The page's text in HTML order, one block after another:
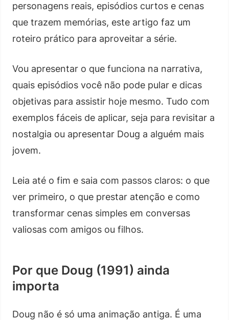
personagens reais, episódios curtos e cenas
que trazem memórias, este artigo faz um
roteiro prático para aproveitar a série.
Vou apresentar o que funciona na narrativa,
quais episódios você não pode pular e dicas
objetivas para assistir hoje mesmo. Tudo com
exemplos fáceis de aplicar, seja para revisitar a
nostalgia ou apresentar Doug a alguém mais
jovem.
Leia até o fim e saia com passos claros: o que
ver primeiro, o que prestar atenção e como
transformar cenas simples em conversas
valiosas com amigos ou filhos.
Por que Doug (1991) ainda
importa
Doug não é só uma animação antiga. É uma